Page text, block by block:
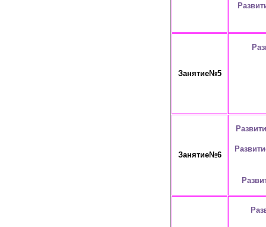
Занятие№5
Занятие№6